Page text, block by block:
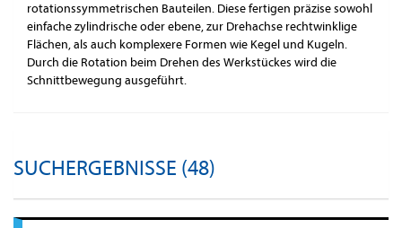
rotationssymmetrischen Bauteilen. Diese fertigen präzise sowohl
einfache zylindrische oder ebene, zur Drehachse rechtwinklige
Flächen, als auch komplexere Formen wie Kegel und Kugeln.
Durch die Rotation beim Drehen des Werkstückes wird die
Schnittbewegung ausgeführt.
SUCHERGEBNISSE (48)